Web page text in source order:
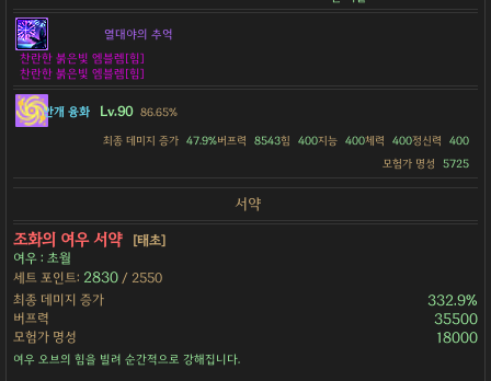
열대야의 추억
찬란한 붉은빛 엠블렘[힘]
찬란한 붉은빛 엠블렘[힘]
안개 융화 Lv.90 86.65%
최종 데미지 증가 47.9%버프력 8543힘 400지능 400체력 400정신력
400
모험가 명성
5725
서약
조화의 여우 서약
[태초]
여우 : 초월
세트 포인트: 2830 / 2550
최종 데미지 증가
332.9%
버프력 35500
모험가 명성 18000
여우 오브의 힘을 빌려 순간적으로 강해집니다.